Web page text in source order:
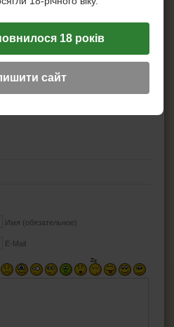
Имя (обязательное)
E-Mail
(ХЭДШОП)
И ВСЁ ДЛЯ НИХ
18 років
сайт